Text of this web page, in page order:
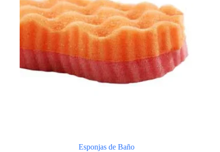
Esponjas de Baño
Las
opciones
se
pueden
elegir
en
la
página
producto